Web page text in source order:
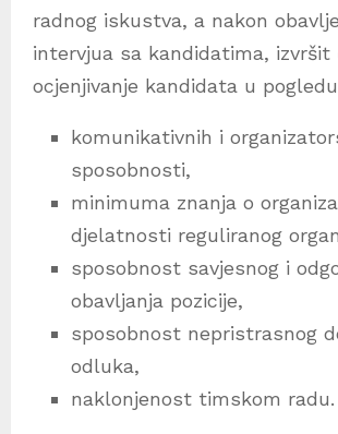
radnog iskustva, a nakon
intervjua sa kandidatima, izvršit
ocjenjivanje kandidata u
komunikativnih i
sposobnosti,
minimuma znanja o
djelatnosti reguliranog
sposobnost savjesnog i
obavljanja pozicije,
sposobnost nepristrasnog
odluka,
naklonjenost timskom radu.